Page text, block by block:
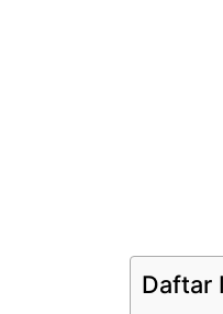
Daftar